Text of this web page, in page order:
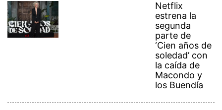
Netflix
estrena la
segunda
parte de
‘Cien años de
soledad’ con
la caída de
Macondo y
los Buendía